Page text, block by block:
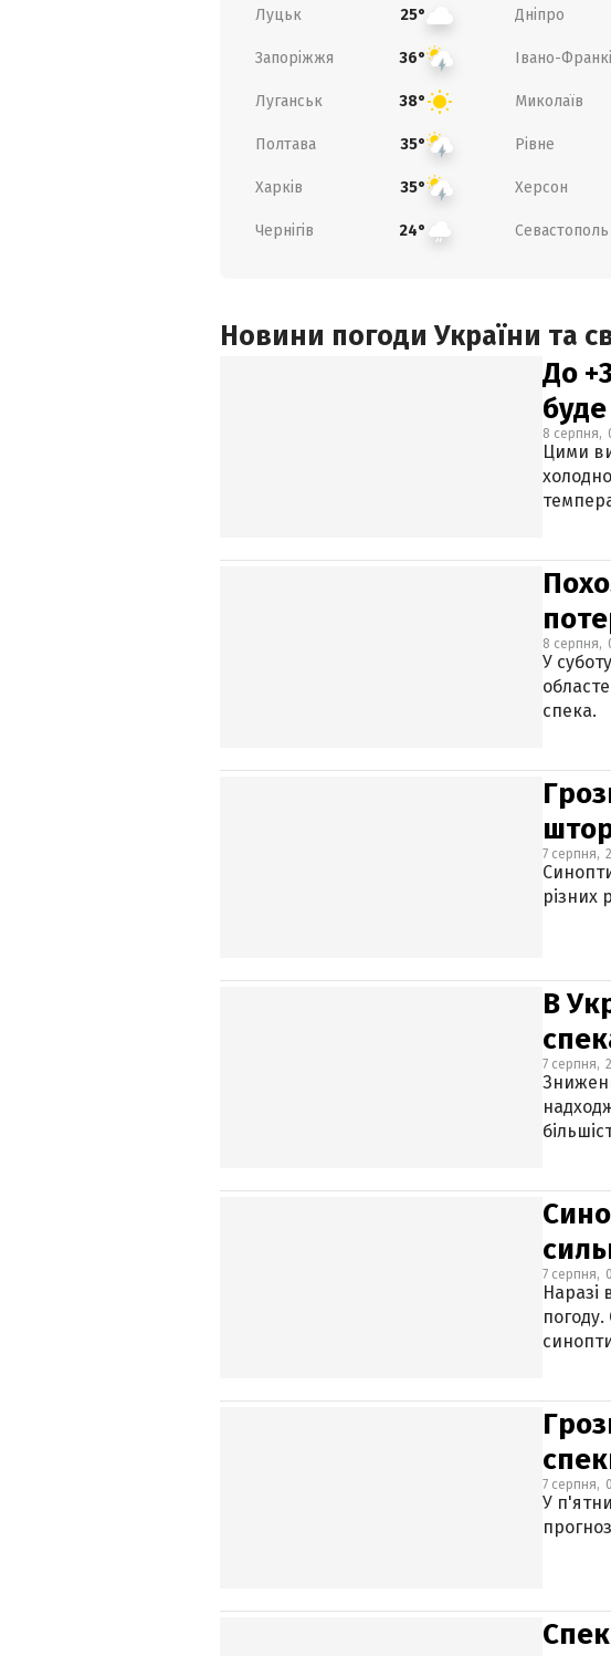
Луцьк 25° Дніпро
Запоріжжя 36° Івано-
Луганськ 38° Миколаїв
Полтава 35° Рівне
Харків 35° Херсон
Чернігів 24° Севастополь
Новини погоди України та
До
8 серпня,
Цими
8 серпня,
У
спека.
7 серпня,
різних
В
7 серпня,
7 серпня,
Наразі
7 серпня,
У